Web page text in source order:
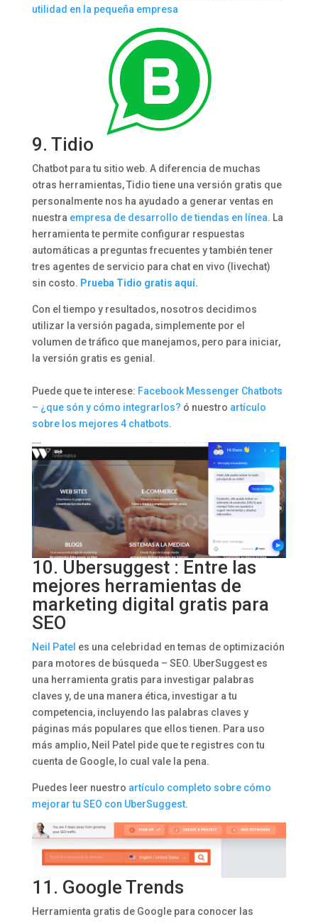
utilidad en la pequeña empresa
9. Tidio
Chatbot para tu sitio web. A diferencia de muchas
otras herramientas, Tidio tiene una versión gratis que
personalmente nos ha ayudado a generar ventas en
nuestra empresa de desarrollo de tiendas en línea. La
herramienta te permite configurar respuestas
automáticas a preguntas frecuentes y también tener
tres agentes de servicio para chat en vivo (livechat)
sin costo. Prueba Tidio gratis aquí.
Con el tiempo y resultados, nosotros decidimos
utilizar la versión pagada, simplemente por el
volumen de tráfico que manejamos, pero para iniciar,
la versión gratis es genial.
Puede que te interese: Facebook Messenger Chatbots
– ¿que són y cómo integrarlos? ó nuestro artículo
sobre los mejores 4 chatbots.
10. Ubersuggest : Entre las
mejores herramientas de
marketing digital gratis para
SEO
Neil Patel es una celebridad en temas de optimización
para motores de búsqueda – SEO. UberSuggest es
una herramienta gratis para investigar palabras
claves y, de una manera ética, investigar a tu
competencia, incluyendo las palabras claves y
páginas más populares que ellos tienen. Para uso
más amplio, Neil Patel pide que te registres con tu
cuenta de Google, lo cual vale la pena.
Puedes leer nuestro artículo completo sobre cómo
mejorar tu SEO con UberSuggest.
11. Google Trends
Herramienta gratis de Google para conocer las